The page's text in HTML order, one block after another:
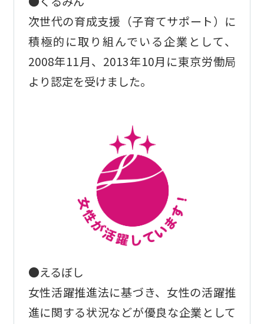
次世代の育成支援（子育てサポート）に
積極的に取り組んでいる企業として、
2008年11月、2013年10月に東京労働局
より認定を受けました。
●えるぼし
女性活躍推進法に基づき、女性の活躍推
進に関する状況などが優良な企業として